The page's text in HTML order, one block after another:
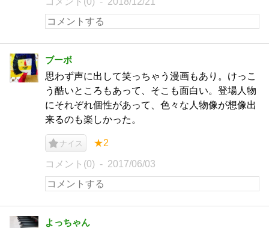
ブーボ
思わず声に出して笑っちゃう漫画もあり。けっこ
う酷いところもあって、そこも面白い。登場人物
にそれぞれ個性があって、色々な人物像が想像出
来るのも楽しかった。
ナイス ★2
コメント(0) 2017/06/03
よっちゃん